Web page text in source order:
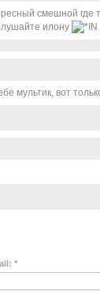
смешной где
илону
мультик, вот
*